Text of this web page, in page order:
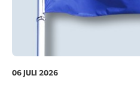
06 JULI 2026